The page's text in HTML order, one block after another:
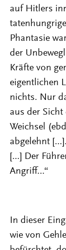
auf Hitlers
Phantasie
der
Kräfte von
eigentlichen
nichts. Nur
aus der
Weichsel
abgelehnt
[...] Der
Angriff…“
In dieser
wie von